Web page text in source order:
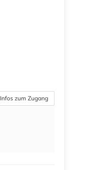
Infos zum Zugang